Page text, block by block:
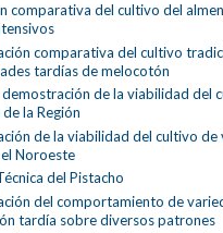
comparativa del cultivo del
comparativa del cultivo
tardías de melocotón
de la viabilidad del
la Región
de la viabilidad del cultivo de
Noroeste
del Pistacho
del comportamiento de
tardía sobre diversos patrones